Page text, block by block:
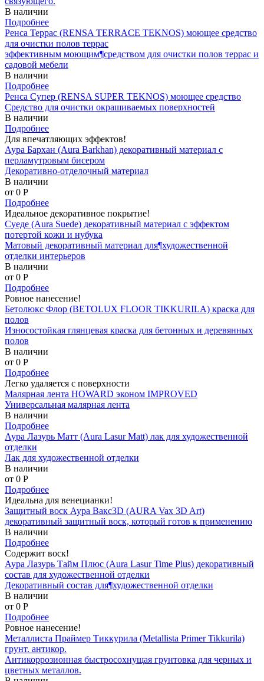
В наличии
Подробнее
Ренса Террас (RENSA TERRACE TEKNOS) моющее средство
для очистки полов террас
эффективным моющим¶средством для очистки полов террас и
садовой мебели
В наличии
Подробнее
Ренса Супер (RENSA SUPER TEKNOS) моющее средство
Средство для очистки окрашиваемых поверхностей
В наличии
Подробнее
Для впечатляющих эффектов!
Аура Бархан (Aura Barkhan) декоративный материал с
перламутровым бисером
Декоративно-отделочный материал
В наличии
от 0 P
Подробнее
Идеальное декоративное покрытие!
Суеде (Aura Suede) декоративный материал с эффектом
потертой кожи и нубука
Матовый декоративный материал для¶художественной
отделки интерьеров
В наличии
от 0 P
Подробнее
Ровное нанесение!
Бетолюкс Флор (BETOLUX FLOOR TIKKURILA) краска для
полов
Износостойкая глянцевая краска для бетонных и деревянных
полов
В наличии
от 0 P
Подробнее
Легко удаляется с поверхности
Малярная лента HOWARD эконом IMPROVED
Универсальная малярная лента
В наличии
Подробнее
Аура Лазурь Матт (Aura Lasur Matt) лак для художественной
отделки
Лак для художественной отделки
В наличии
от 0 P
Подробнее
Идеальна для венецианки!
Защитный воск Аура Вакс3D (AURA Vax 3D Art)
декоративный защитный воск, который готов к применению
В наличии
Подробнее
Содержит воск!
Аура Лазурь Тайм Плюс (Aura Lasur Time Plus) декоративный
состав для художественной отделки
Декоративный состав для¶художественной отделки
В наличии
от 0 P
Подробнее
Ровное нанесение!
Металлиста Праймер Тиккурила (Metallista Primer Tikkurila)
грунт. антикор.
Антикоррозионная быстросохнущая грунтовка для черных и
цветных металлов.